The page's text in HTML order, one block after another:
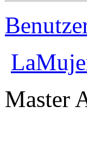
Master